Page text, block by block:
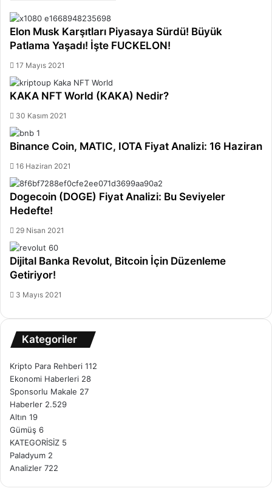
Elon Musk Karşıtları Piyasaya Sürdü! Büyük
Patlama Yaşadı! İşte FUCKELON!
17 Mayıs 2021
KAKA NFT World (KAKA) Nedir?
30 Kasım 2021
Binance Coin, MATIC, IOTA Fiyat Analizi: 16 Haziran
16 Haziran 2021
Dogecoin (DOGE) Fiyat Analizi: Bu Seviyeler
Hedefte!
29 Nisan 2021
Dijital Banka Revolut, Bitcoin İçin Düzenleme
Getiriyor!
3 Mayıs 2021
Kategoriler
Kripto Para Rehberi 112
Ekonomi Haberleri 28
Sponsorlu Makale 27
Haberler 2.529
Altın 19
Gümüş 6
KATEGORİSİZ 5
Paladyum 2
Analizler 722